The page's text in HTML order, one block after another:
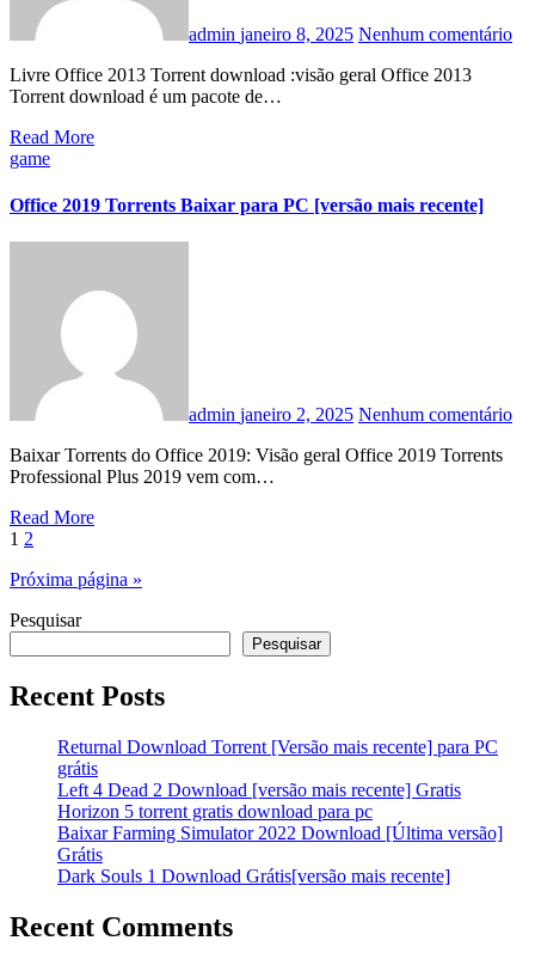
admin janeiro 8, 2025 Nenhum comentário
Livre Office 2013 Torrent download :visão geral Office 2013
Torrent download é um pacote de…
Read More
game
Office 2019 Torrents Baixar para PC [versão mais recente]
admin janeiro 2, 2025 Nenhum comentário
Baixar Torrents do Office 2019: Visão geral Office 2019 Torrents
Professional Plus 2019 vem com…
Read More
Paginação
de
posts
1 2
Próxima página »
Pesquisar
Pesquisar
Recent Posts
Returnal Download Torrent [Versão mais recente] para PC
grátis
Left 4 Dead 2 Download [versão mais recente] Gratis
Horizon 5 torrent gratis download para pc
Baixar Farming Simulator 2022 Download [Última versão]
Grátis
Dark Souls 1 Download Grátis[versão mais recente]
Recent Comments